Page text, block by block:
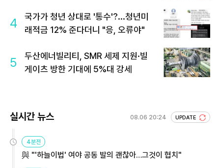
4
국가가 청년 상대로 '통수'?...청년미
래적금 12% 준다더니 "응, 오류야"
5
두산에너빌리티, SMR 세제 지원·빌
게이츠 방한 기대에 5%대 강세
실시간 뉴스 08.06 20:24 UPDATE
4분전
與 "'하늘이법' 여야 공동 발의 괜찮아…그것이 협치"